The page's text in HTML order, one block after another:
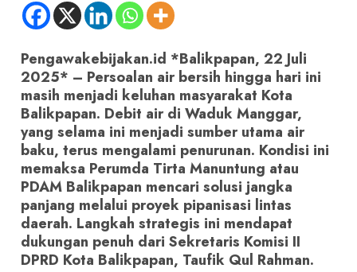
Pengawakebijakan.id *Balikpapan, 22 Juli
2025* – Persoalan air bersih hingga hari ini
masih menjadi keluhan masyarakat Kota
Balikpapan. Debit air di Waduk Manggar,
yang selama ini menjadi sumber utama air
baku, terus mengalami penurunan. Kondisi ini
memaksa Perumda Tirta Manuntung atau
PDAM Balikpapan mencari solusi jangka
panjang melalui proyek pipanisasi lintas
daerah. Langkah strategis ini mendapat
dukungan penuh dari Sekretaris Komisi II
DPRD Kota Balikpapan, Taufik Qul Rahman.